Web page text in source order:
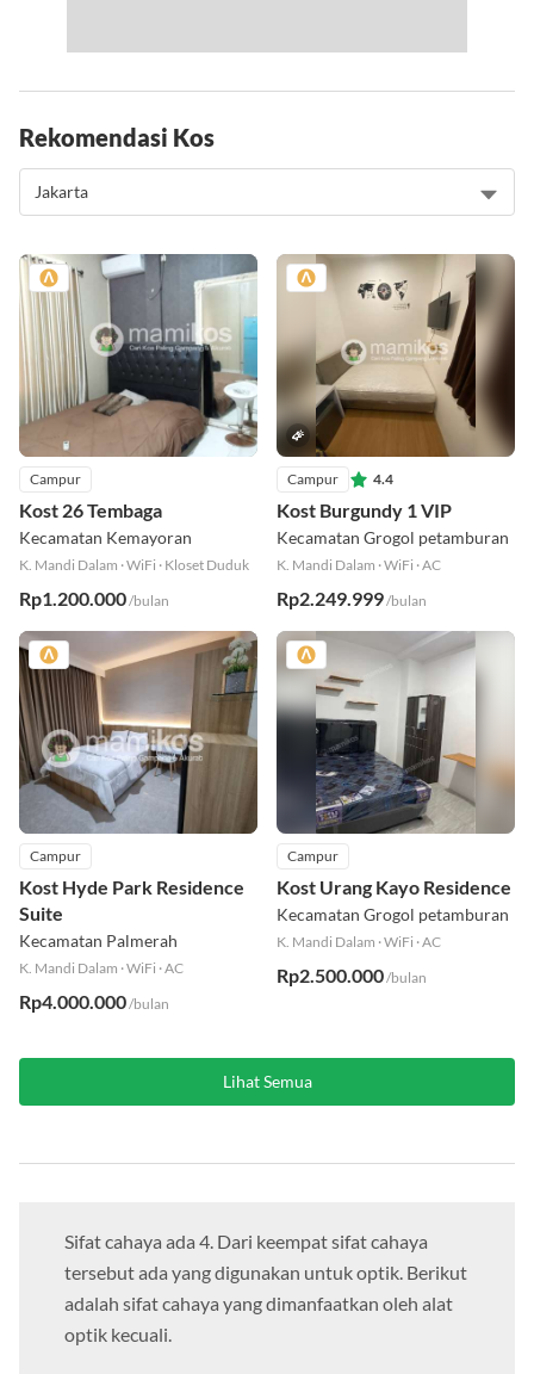
Rekomendasi Kos
Campur
Kost 26 Tembaga
Kecamatan Kemayoran
K. Mandi Dalam ·WiFi · Kloset Duduk
Rp1.200.000/bulan
Campur 4.4
Kost Burgundy 1 VIP
Kecamatan Grogol petamburan
K. Mandi Dalam ·WiFi ·AC
Rp2.249.999/bulan
Campur
Kost Hyde Park Residence
Suite
Kecamatan Palmerah
K. Mandi Dalam ·WiFi ·AC
Rp4.000.000/bulan
Campur
Kost Urang Kayo Residence
Kecamatan Grogol petamburan
K. Mandi Dalam ·WiFi ·AC
Rp2.500.000/bulan
Lihat Semua
Sifat cahaya ada 4. Dari keempat sifat cahaya
tersebut ada yang digunakan untuk optik. Berikut
adalah sifat cahaya yang dimanfaatkan oleh alat
optik kecuali.